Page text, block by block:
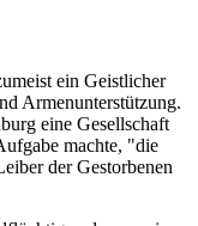
ein Geistlicher
Armenunterstützung.
eine Gesellschaft
machte, "die
der Gestorbenen